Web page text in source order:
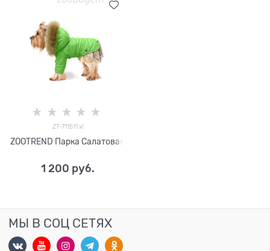
ZT-711511 xl
ZOOTREND Парка Салатовая
1 200 руб.
МЫ В СОЦ СЕТЯХ